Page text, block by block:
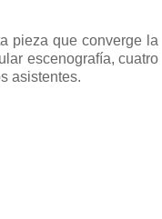
pieza que converge la
escenografía, cuatro
asistentes.